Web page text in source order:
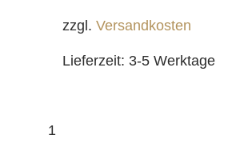
zzgl. Versandkosten
Lieferzeit: 3-5 Werktage
1